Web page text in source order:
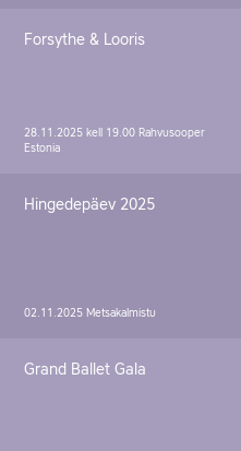
Forsythe & Looris
28.11.2025 kell 19.00 Rahvusooper
Estonia
Hingedepäev 2025
02.11.2025 Metsakalmistu
Grand Ballet Gala